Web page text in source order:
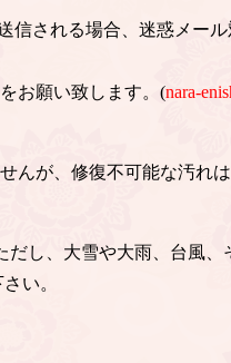
信される場合、迷惑メー
お願い致します。(nara-
んが、修復不可能な汚れ
し、大雪や大雨、台風
い。